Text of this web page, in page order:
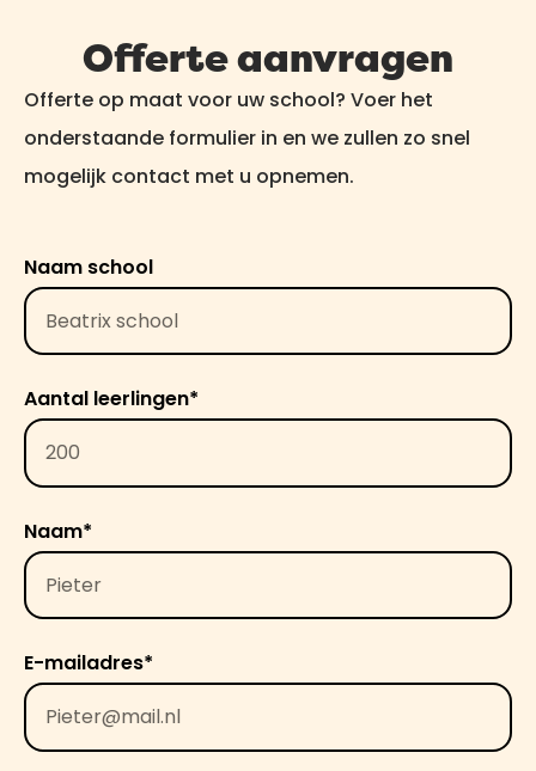
herbruikbare kratten en optimaliseren
we onze bezorgroutes om onze
ecologische voetafdruk te
minimaliseren.
Offerte aanvragen
Offerte op maat voor uw school? Voer het
onderstaande formulier in en we zullen zo snel
mogelijk contact met u opnemen.
Naam school
Aantal leerlingen*
Naam*
E-mailadres*